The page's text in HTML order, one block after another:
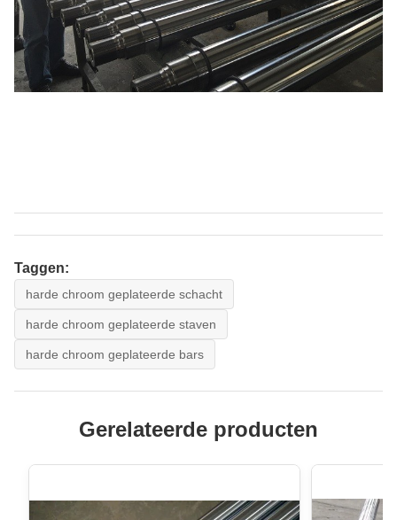
Taggen:
harde chroom geplateerde schacht
harde chroom geplateerde staven
harde chroom geplateerde bars
Gerelateerde producten